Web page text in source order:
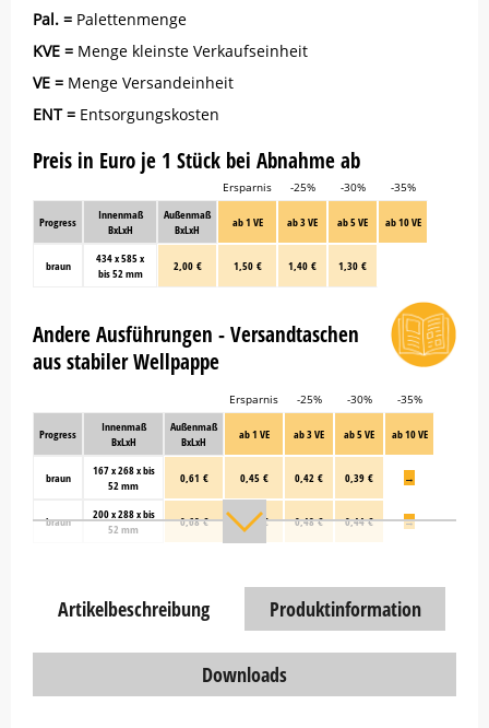
Pal. = Palettenmenge
KVE = Menge kleinste Verkaufseinheit
VE = Menge Versandeinheit
ENT = Entsorgungskosten
Preis in Euro je 1 Stück bei Abnahme ab
Ersparnis -25% -30% -35%
Progress
Innenmaß
BxLxH
Außenmaß
BxLxH
ab 1 VE ab 3 VE ab 5 VE ab 10 VE
braun
434 x 585 x
bis 52 mm
2,00 € 1,50 € 1,40 € 1,30 €
Andere Ausführungen - Versandtaschen
aus stabiler Wellpappe
Ersparnis -25% -30% -35%
Progress
Innenmaß
BxLxH
Außenmaß
BxLxH
ab 1 VE ab 3 VE ab 5 VE ab 10 VE
braun
167 x 268 x bis
52 mm
0,61 € 0,45 € 0,42 € 0,39 € →
braun
200 x 288 x bis
52 mm
0,68 € 0,51 € 0,48 € 0,44 € →
Artikelbeschreibung Produktinformation
Downloads